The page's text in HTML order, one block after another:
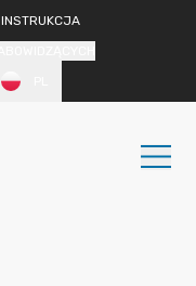
INSTRUKCJA